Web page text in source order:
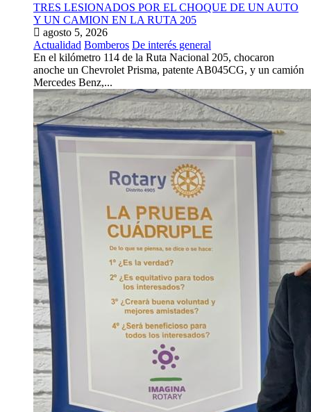
TRES LESIONADOS POR EL CHOQUE DE UN AUTO
Y UN CAMION EN LA RUTA 205
agosto 5, 2026
Actualidad Bomberos De interés general
En el kilómetro 114 de la Ruta Nacional 205, chocaron
anoche un Chevrolet Prisma, patente AB045CG, y un camión
Mercedes Benz,...